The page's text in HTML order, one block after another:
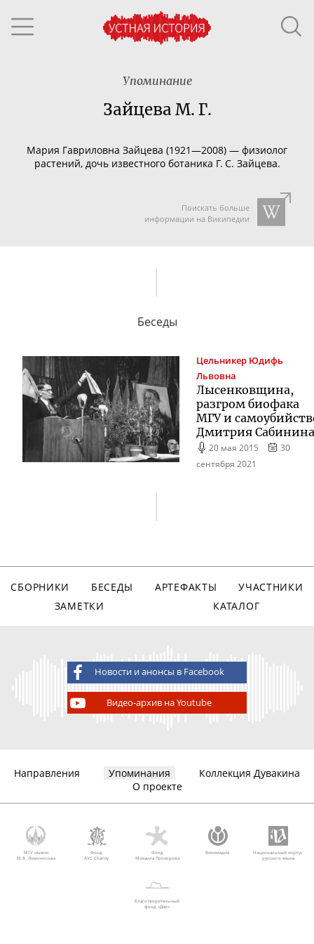
Упоминание
Зайцева М. Г.
Мария Гавриловна Зайцева (1921—2008) — физиолог
растений, дочь известного ботаника Г. С. Зайцева.
Поискать больше
информации на Википедии
Беседы
Цельникер Юдифь
Львовна
Лысенковщина,
разгром биофака
МГУ и
Дмитрия Сабинина
20 мая 2015
30
сентября 2021
СБОРНИКИ БЕСЕДЫ АРТЕФАКТЫ
УЧАСТНИКИ
ЗАМЕТКИ
КАТАЛОГ
Новости и анонсы в Facebook
Видео-архив на Youtube
Направления Упоминания
Коллекция Дувакина
О проекте
МГУ имени
М.В. Ломоносова
Фонд
AVC Charity
Фонд
Михаила Прохорова
Викимедиа
Национальный корпус
русского языка
Благотворительный
фонд «Дар»